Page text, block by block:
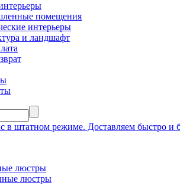
помещения
интерьеры
и ландшафт
в штатном режиме. Доставляем быстро и
люстры
люстры